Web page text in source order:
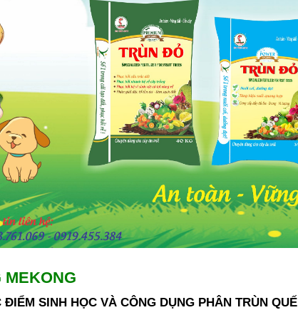
MEKONG
ĐIỂM SINH HỌC VÀ CÔNG DỤNG PHÂN TRÙN QUẾ